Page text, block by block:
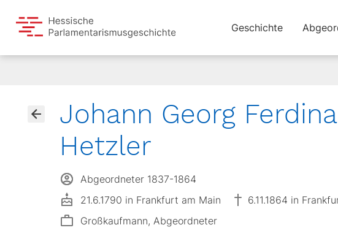
Geschichte
Johann Georg
Hetzler
Abgeordneter 1837-1864
21.6.1790 in Frankfurt am Main
6.11.1864 in
Großkaufmann, Abgeordneter